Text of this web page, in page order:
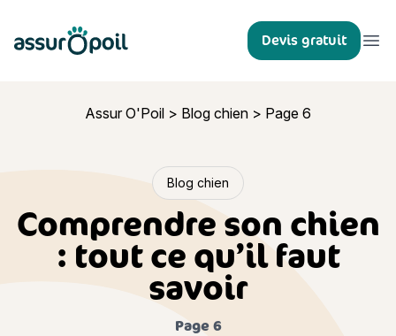
Assur O'Poil Devis gratuit
Assur O'Poil > Blog chien > Page 6
Blog chien
Comprendre son chien
: tout ce qu’il faut
savoir
Page 6